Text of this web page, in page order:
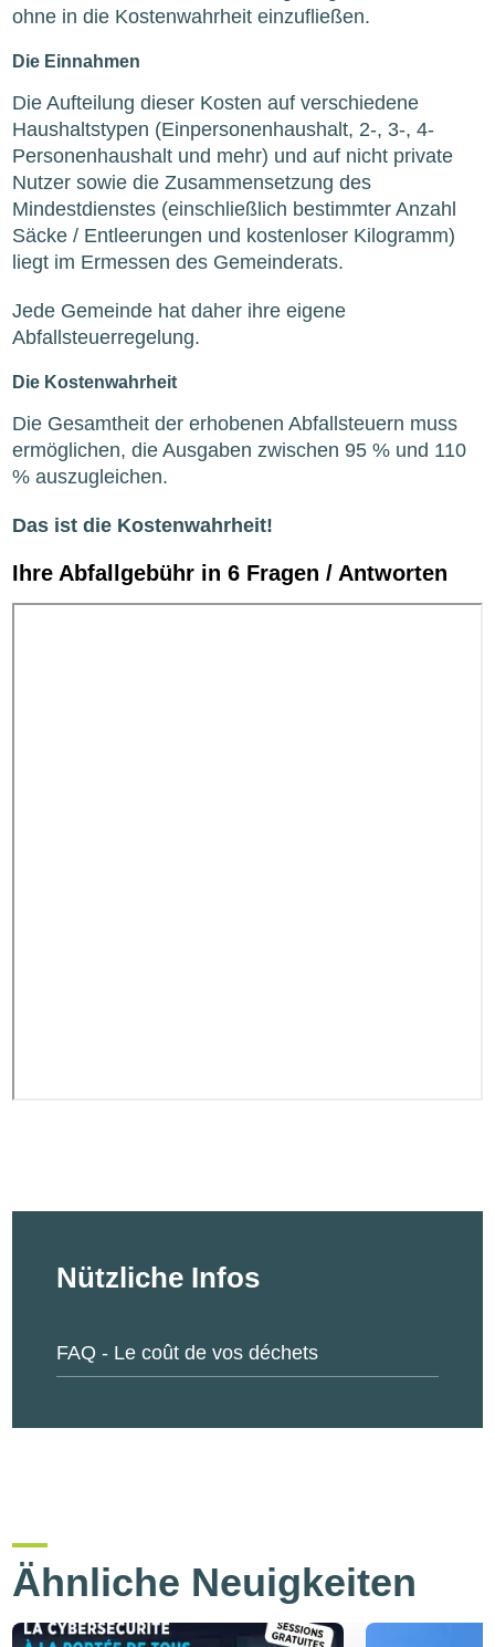
ohne in die Kostenwahrheit einzufließen.
Die Einnahmen
Die Aufteilung dieser Kosten auf verschiedene
Haushaltstypen (Einpersonenhaushalt, 2-, 3-, 4-
Personenhaushalt und mehr) und auf nicht private
Nutzer sowie die Zusammensetzung des
Mindestdienstes (einschließlich bestimmter Anzahl
Säcke / Entleerungen und kostenloser Kilogramm)
liegt im Ermessen des Gemeinderats.
Jede Gemeinde hat daher ihre eigene
Abfallsteuerregelung.
Die Kostenwahrheit
Die Gesamtheit der erhobenen Abfallsteuern muss
ermöglichen, die Ausgaben zwischen 95 % und 110
% auszugleichen.
Das ist die Kostenwahrheit!
Ihre Abfallgebühr in 6 Fragen / Antworten
Nützliche Infos
FAQ - Le coût de vos déchets
Ähnliche Neuigkeiten